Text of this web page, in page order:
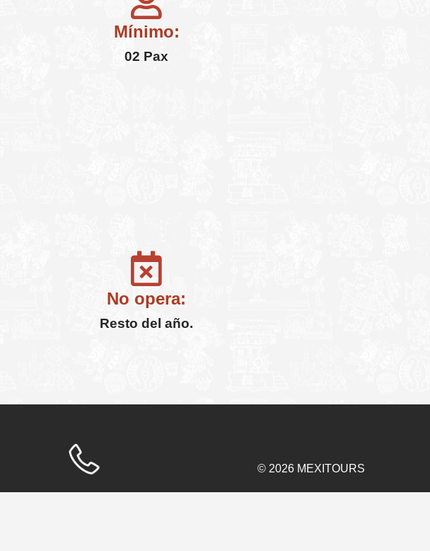
Mínimo:
02 Pax
No opera:
Resto del año.
© 2026 MEXITOURS